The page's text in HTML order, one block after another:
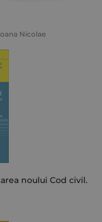
Nicolae
noului Cod civil.